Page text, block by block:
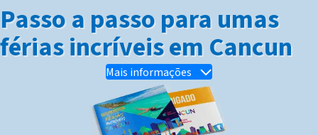
Passo a passo para umas
férias incríveis em Cancun
Mais informações